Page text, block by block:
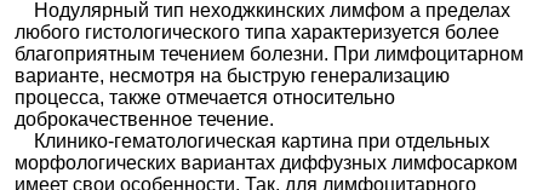
Нодулярный тип неходжкинских лимфом а пределах
любого гистологического типа характеризуется более
благоприятным течением болезни. При лимфоцитарном
варианте, несмотря на быструю генерализацию
процесса, также отмечается относительно
доброкачественное течение.
Клинико-гематологическая картина при отдельных
морфологических вариантах диффузных лимфосарком
имеет свои особенности. Так, для лимфоцитарного